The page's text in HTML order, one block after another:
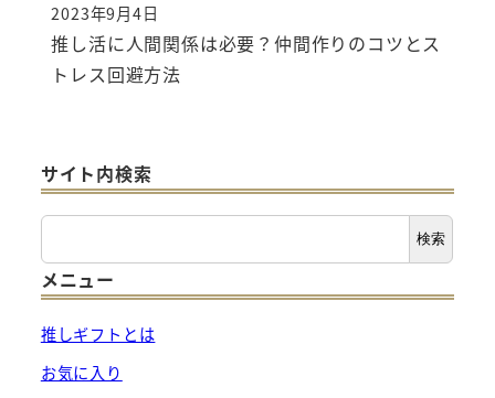
推し活に人間関係は必要？仲間作りのコツとス
トレス回避方法
投稿日
2023年9月4日
サイト内検索
サ
イ
ト
検
索
検索
メニュー
推しギフトとは
お気に入り